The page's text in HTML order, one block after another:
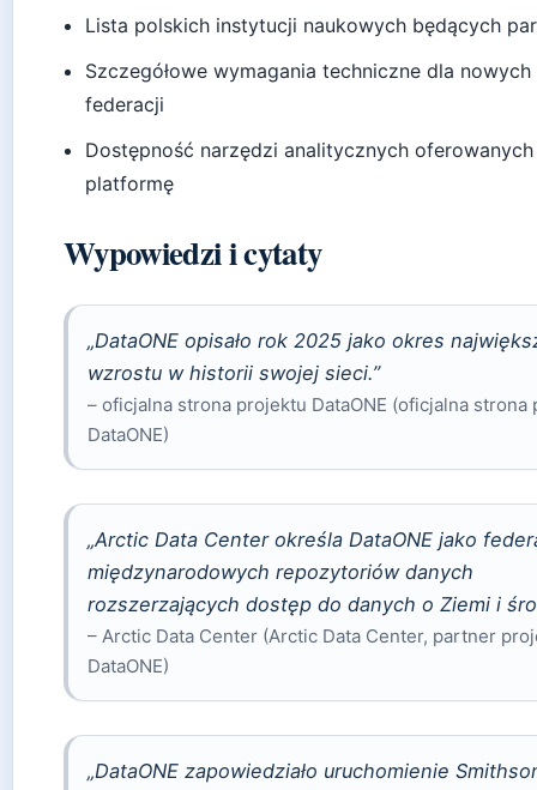
Lista polskich instytucji naukowych będących
Szczegółowe wymagania techniczne dla nowych
federacji
Dostępność narzędzi analitycznych
platformę
Wypowiedzi i cytaty
„DataONE opisało rok 2025 jako okres
wzrostu w historii swojej sieci.”
– oficjalna strona projektu DataONE (oficjalna strona
DataONE)
„Arctic Data Center określa DataONE jako
międzynarodowych repozytoriów danych
rozszerzających dostęp do danych o Ziemi i
– Arctic Data Center (Arctic Data Center, partner
DataONE)
„DataONE zapowiedziało uruchomienie